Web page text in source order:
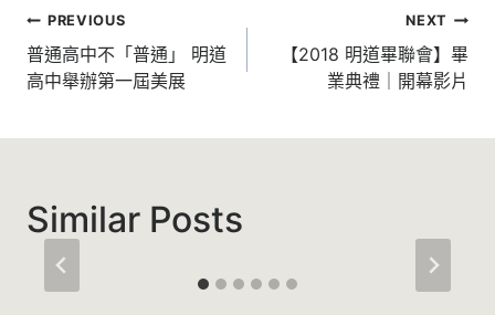
文
章
導
覽
PREVIOUS
普通高中不「普通」 明道
高中舉辦第一屆美展
NEXT
【2018 明道畢聯會】畢
業典禮｜開幕影片
Similar Posts